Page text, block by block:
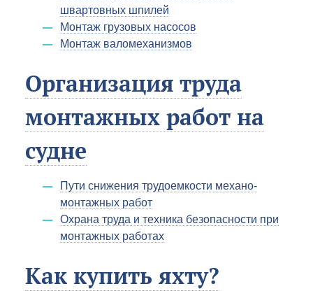
швартовных шпилей
Монтаж грузовых насосов
Монтаж валомеханизмов
Организация труда
монтажных работ на
судне
Пути снижения трудоемкости механо-
монтажных работ
Охрана труда и техника безопасности при
монтажных работах
Как купить яхту?